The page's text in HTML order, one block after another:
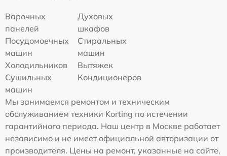
Варочных
панелей
Духовых
шкафов
Посудомоечных
машин
Стиральных
машин
Холодильников
Вытяжек
Сушильных
машин
Кондиционеров
Мы занимаемся ремонтом и техническим
обслуживанием техники Korting по истечении
гарантийного периода. Наш центр в Москве работает
независимо и не имеет официальной авторизации от
производителя. Цены на ремонт, указанные на сайте,